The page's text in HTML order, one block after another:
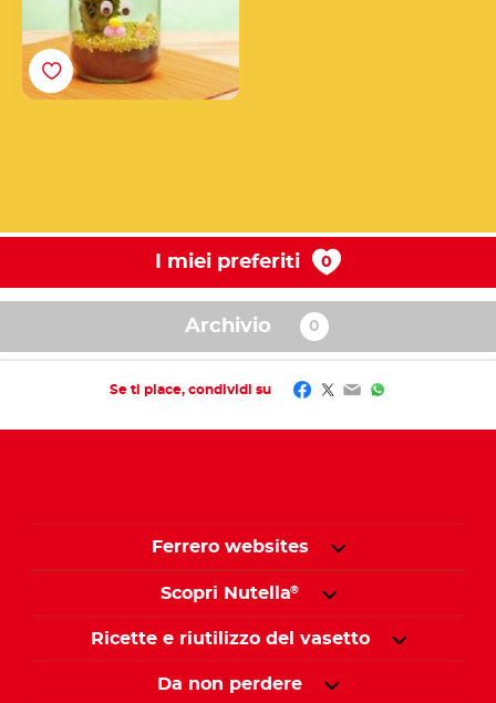
I miei preferiti
Archivio
Se ti piace, condividi su Facebook
Twitter
EmailWhatsApp
Ferrero websites
Scopri Nutella®
Ricette e riutilizzo del vasetto
Da non perdere